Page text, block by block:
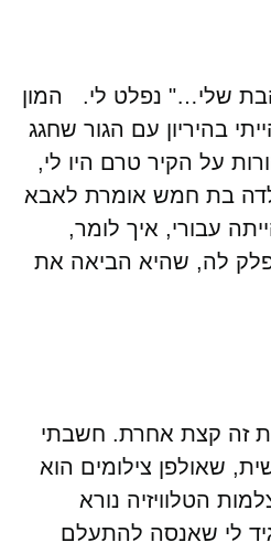
שלי…" נפלט לי. המון
בהיריון עם הגור שחגג
הורות על הקיר טרם היו לי,
בת חמש אומרת לאבא
עבורי, איך לומר,
לה, שהיא הביאה את
זה קצת אחרת. חשבתי
שאולפן צילומים הוא
הטלוויזיה נורא
לי שאנסה להתעלם